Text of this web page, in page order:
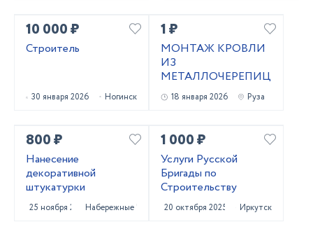
10 000 ₽
Строитель
30 января 2026 Ногинск
1 ₽
МОНТАЖ КРОВЛИ
ИЗ
МЕТАЛЛОЧЕРЕПИЦЫ
18 января 2026 Руза
800 ₽
Нанесение
декоративной
штукатурки
25 ноября 2025Набережные Челны
1 000 ₽
Услуги Русской
Бригады по
Строительству
20 октября 2025 Иркутск